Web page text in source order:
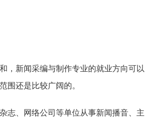
，新闻采编与制作专业的就业方向可以
围还是比较广阔的。
志、网络公司等单位从事新闻播音、主